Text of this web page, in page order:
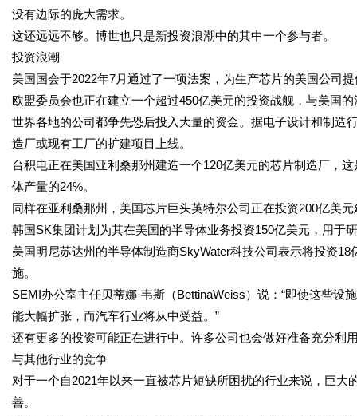
没有边际的庞大需求。
这还远远不够。博世也只是新投资浪潮中的其中一个参与者。
投资浪潮
美国国会于2022年7月通过了一项法案，为生产芯片的美国公司
欧盟委员会也正在建立一个超过450亿美元的投资战舰，与美国
世界各地的公司都争先恐后投入大量的资金。据电子设计和制造
造厂或现有工厂的扩建项目上线。
台积电正在美国亚利桑那州建造一个120亿美元的芯片制造厂，
体产量的24%。
同样在亚利桑那州，美国芯片巨头英特尔公司正在投资200亿美
韩国SK集团计划为其在美国的半导体业务投资150亿美元，用于
美国明尼苏达州的半导体制造商SkyWater科技公司表示将投资
施。
SEMI办公室主任贝蒂娜·韦斯（BettinaWeiss）说：“即使这些
能大幅扩张，而汽车行业将从中受益。”
还有更多的投资可能正在进行中。许多公司也会做好准备充分利
与其他行业的竞争
对于一个自2021年以来一直被芯片短缺所困扰的行业来说，巨
善。